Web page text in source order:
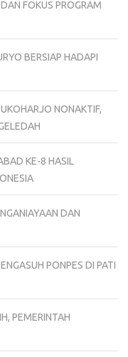
FOKUS PROGRAM
BERSIAP HADAPI
NONAKTIF,
KE-8 HASIL
DAN
PONPES DI PATI
PEMERINTAH